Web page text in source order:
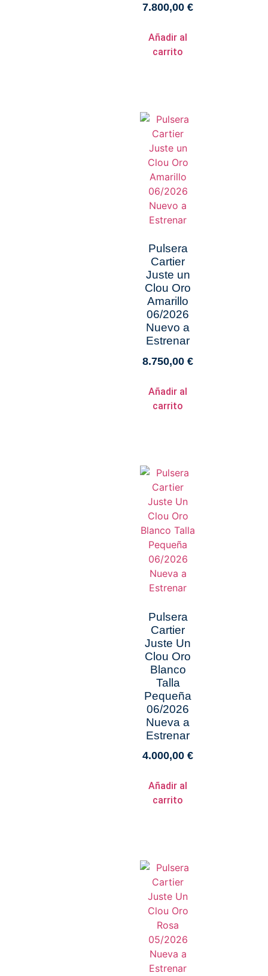
7.800,00€
Añadir al
carrito
Pulsera
Cartier
Juste un
Clou Oro
Amarillo
06/2026
Nuevo a
Estrenar
8.750,00€
Añadir al
carrito
Pulsera
Cartier
Juste Un
Clou Oro
Blanco
Talla
Pequeña
06/2026
Nueva a
Estrenar
4.000,00€
Añadir al
carrito